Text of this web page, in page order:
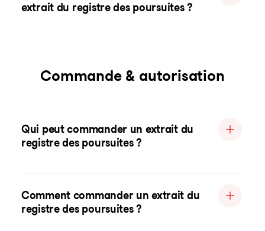
extrait du registre des poursuites ?
Commande & autorisation
Qui peut commander un extrait du
registre des poursuites ?
Comment commander un extrait du
registre des poursuites ?